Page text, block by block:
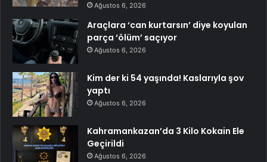
Ağustos 6, 2026
Araçlara ‘can kurtarsın’ diye koyulan
parça ‘ölüm’ saçıyor
Ağustos 6, 2026
Kim der ki 54 yaşında! Kaslarıyla şov
yaptı
Ağustos 6, 2026
Kahramankazan’da 3 Kilo Kokain Ele
Geçirildi
Ağustos 6, 2026